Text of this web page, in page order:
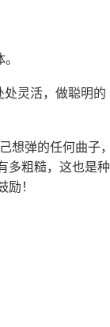
灵活，做聪明的
想弹的任何曲子，
多粗糙，这也是种
！